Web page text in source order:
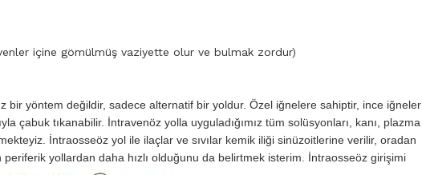
içine gömülmüş vaziyette olur ve bulmak zordur)
bir yöntem değildir, sadece alternatif bir yoldur. Özel iğnelere sahiptir, ince iğneler
çabuk tıkanabilir. İntravenöz yolla uyguladığımız tüm solüsyonları, kanı, plazma
İntraosseöz yol ile ilaçlar ve sıvılar kemik iliği sinüzoitlerine verilir, oradan
periferik yollardan daha hızlı olduğunu da belirtmek isterim. İntraosseöz girişimi